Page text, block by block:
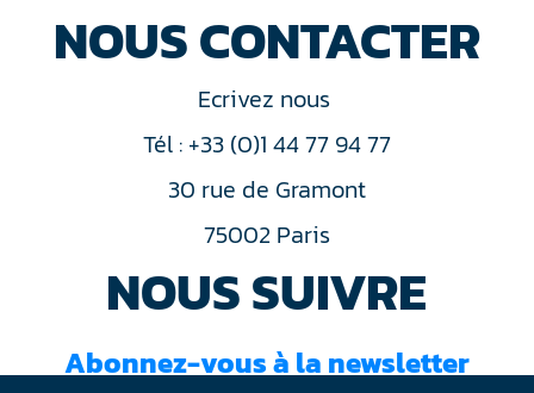
NOUS CONTACTER
Ecrivez nous
Tél : +33 (0)1 44 77 94 77
30 rue de Gramont
75002 Paris
NOUS SUIVRE
Abonnez-vous à la newsletter